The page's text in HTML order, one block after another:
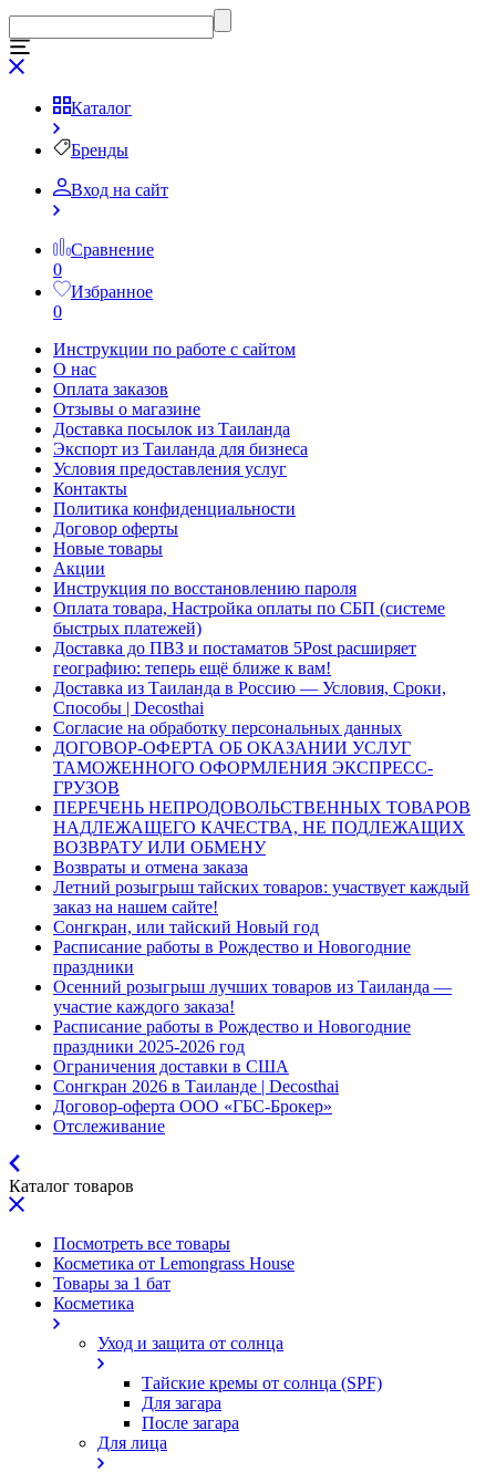
Каталог
Бренды
Вход на сайт
Сравнение
0
Избранное
0
Инструкции по работе с сайтом
О нас
Оплата заказов
Отзывы о магазине
Доставка посылок из Таиланда
Экспорт из Таиланда для бизнеса
Условия предоставления услуг
Контакты
Политика конфиденциальности
Договор оферты
Новые товары
Акции
Инструкция по восстановлению пароля
Оплата товара, Настройка оплаты по СБП (системе
быстрых платежей)
Доставка до ПВЗ и постаматов 5Post расширяет
географию: теперь ещё ближе к вам!
Доставка из Таиланда в Россию — Условия, Сроки,
Способы | Decosthai
Согласие на обработку персональных данных
ДОГОВОР-ОФЕРТА ОБ ОКАЗАНИИ УСЛУГ
ТАМОЖЕННОГО ОФОРМЛЕНИЯ ЭКСПРЕСС-
ГРУЗОВ
ПЕРЕЧЕНЬ НЕПРОДОВОЛЬСТВЕННЫХ ТОВАРОВ
НАДЛЕЖАЩЕГО КАЧЕСТВА, НЕ ПОДЛЕЖАЩИХ
ВОЗВРАТУ ИЛИ ОБМЕНУ
Возвраты и отмена заказа
Летний розыгрыш тайских товаров: участвует каждый
заказ на нашем сайте!
Сонгкран, или тайский Новый год
Расписание работы в Рождество и Новогодние
праздники
Осенний розыгрыш лучших товаров из Таиланда —
участие каждого заказа!
Расписание работы в Рождество и Новогодние
праздники 2025-2026 год
Ограничения доставки в США
Сонгкран 2026 в Таиланде | Decosthai
Договор-оферта ООО «ГБС-Брокер»
Отслеживание
Каталог товаров
Посмотреть все товары
Косметика от Lemongrass House
Товары за 1 бат
Косметика
Уход и защита от солнца
Тайские кремы от солнца (SPF)
Для загара
После загара
Для лица